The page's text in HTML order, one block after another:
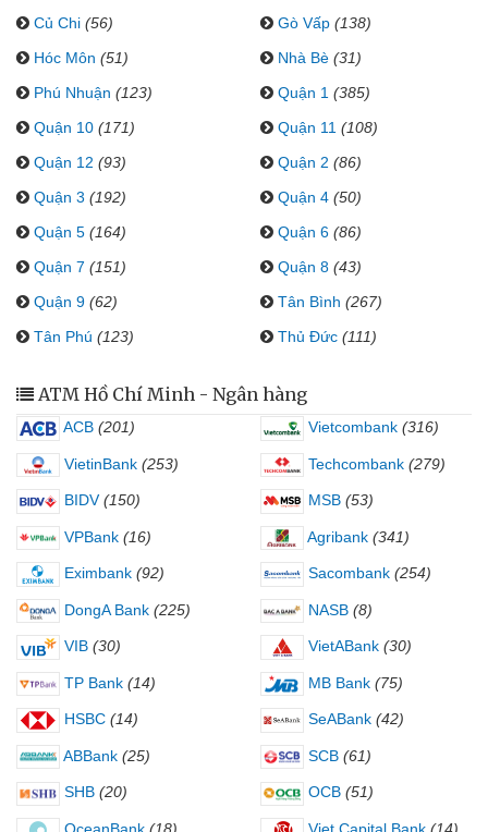
Củ Chi (56) Gò Vấp (138)
Hóc Môn (51) Nhà Bè (31)
Phú Nhuận (123) Quận 1 (385)
Quận 10 (171) Quận 11 (108)
Quận 12 (93) Quận 2 (86)
Quận 3 (192) Quận 4 (50)
Quận 5 (164) Quận 6 (86)
Quận 7 (151) Quận 8 (43)
Quận 9 (62) Tân Bình (267)
Tân Phú (123) Thủ Đức (111)
ATM Hồ Chí Minh - Ngân hàng
ACB (201) Vietcombank (316)
VietinBank (253) Techcombank (279)
BIDV (150) MSB (53)
VPBank (16) Agribank (341)
Eximbank (92) Sacombank (254)
DongA Bank (225) NASB (8)
VIB (30) VietABank (30)
TP Bank (14) MB Bank (75)
HSBC (14) SeABank (42)
ABBank (25) SCB (61)
SHB (20) OCB (51)